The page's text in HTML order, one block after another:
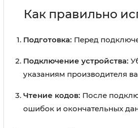
Как правильно
Подготовка: Перед
Подключение устройства:
указаниям производителя
Чтение кодов: После
ошибок и окончательных